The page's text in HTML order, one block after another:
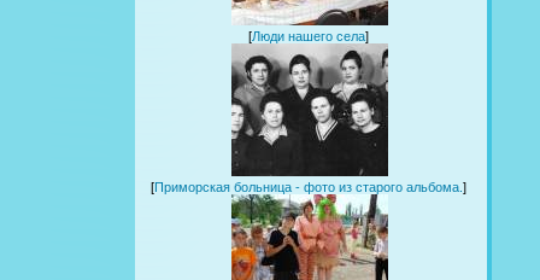
[Люди нашего села]
[Приморская больница - фото из старого альбома.]